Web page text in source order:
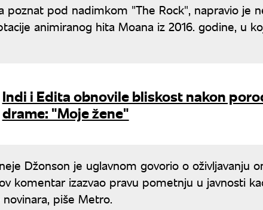
poznat pod nadimkom "The Rock", napravio je
animiranog hita Moana iz 2016. godine, u
Indi i Edita obnovile bliskost nakon
drame: "Moje žene"
Džonson je uglavnom govorio o oživljavanju
komentar izazvao pravu pometnju u javnosti
piše Metro.